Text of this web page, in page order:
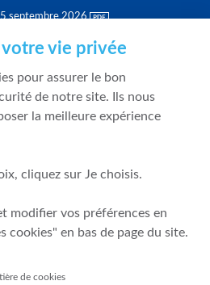
septembre 2026
et de résolution
vie privée
pour assurer le bon
de notre site. Ils nous
la meilleure expérience
cliquez sur Je choisis.
modifier vos préférences en
cookies" en bas de page du site.
de cookies